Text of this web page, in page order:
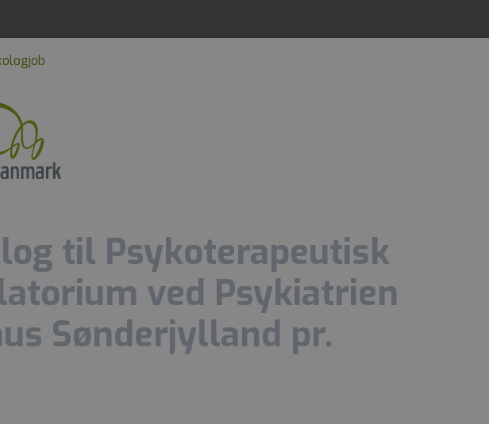
til Psykoterapeutisk
ved Psykiatrien
Sønderjylland pr.